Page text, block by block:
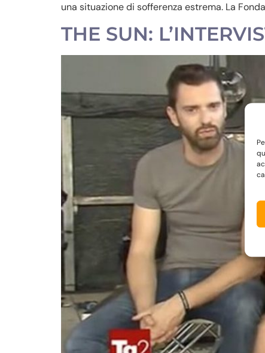
una situazione di sofferenza estrema. La
THE SUN: